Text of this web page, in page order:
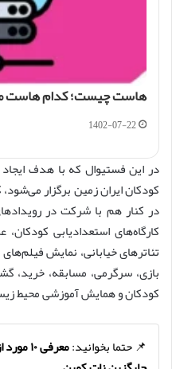
هاست چیست؛ کدام هاست
1402-07-22
در این فستیوال که با هدف ایجاد
کودکان ایران زمین برگزار
در کنار هم با شرکت در
کارگاه‌های استعدادیابی
تئاترهای خیابانی، نمایش
بازی، سرگرمی، مسابقه، خرید،
کودکان و همایش آموزشی محیط
📌 حتما بخوانید:
معرفی